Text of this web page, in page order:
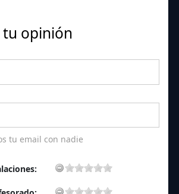
opinión
tu email con nadie